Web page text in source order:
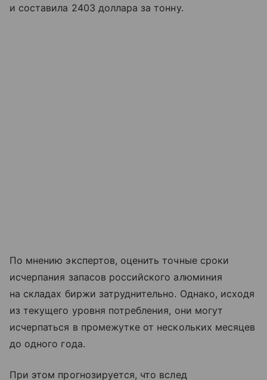
и составила 2403 доллара за тонну.
По мнению экспертов, оценить точные сроки
исчерпания запасов российского алюминия
на складах биржи затруднительно. Однако, исходя
из текущего уровня потребления, они могут
исчерпаться в промежутке от нескольких месяцев
до одного года.
При этом прогнозируется, что вслед